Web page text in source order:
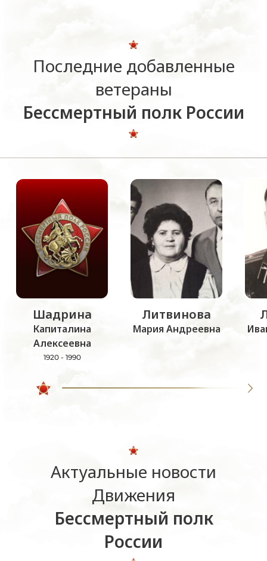
Последние добавленные
ветераны
Бессмертный полк России
Шадрина
Капиталина
Алексеевна
1920 - 1990
Литвинова
Мария Андреевна
Актуальные новости
Движения
Бессмертный полк
России